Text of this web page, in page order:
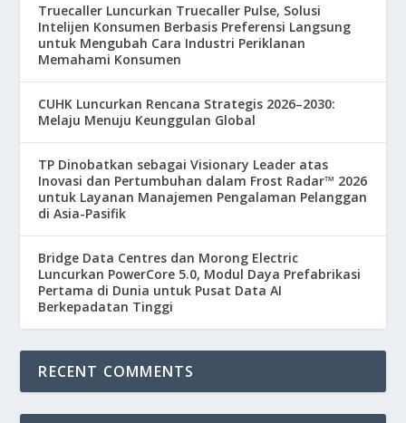
Truecaller Luncurkan Truecaller Pulse, Solusi
Intelijen Konsumen Berbasis Preferensi Langsung
untuk Mengubah Cara Industri Periklanan
Memahami Konsumen
CUHK Luncurkan Rencana Strategis 2026–2030:
Melaju Menuju Keunggulan Global
TP Dinobatkan sebagai Visionary Leader atas
Inovasi dan Pertumbuhan dalam Frost Radar™ 2026
untuk Layanan Manajemen Pengalaman Pelanggan
di Asia-Pasifik
Bridge Data Centres dan Morong Electric
Luncurkan PowerCore 5.0, Modul Daya Prefabrikasi
Pertama di Dunia untuk Pusat Data AI
Berkepadatan Tinggi
RECENT COMMENTS